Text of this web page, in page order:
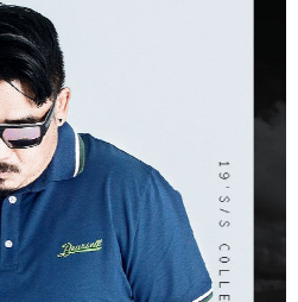
提供之「AFTEE先享後付」服務完成之交
個人資料，並將交易相關給付款項請求債
覽以下網址：
定代理人或監護人之同意方可使用
申辦者引起之損失，本公司不負相關責
將依據個別帳號之用戶狀況，依本公司即
有額度不足之情形，本公司將視審查結果
他人資訊註冊。若發現惡意使用之情形，